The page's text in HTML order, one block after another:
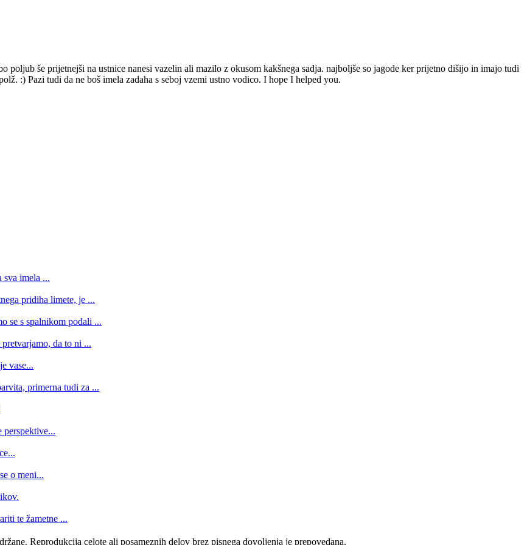
poljub še prijetnejši na ustnice nanesi vazelin ali mazilo z okusom kakšnega sadja. najboljše so jagode ker prijetno dišijo in imajo tudi
:) Pazi tudi da ne boš imela zadaha s seboj vzemi ustno vodico. I hope I helped you.
sva imela ...
pridiha limete, je ...
se s spalnikom podali ...
da to ni ...
vase...
primerna tudi za ...
perspektive...
o meni...
te žametne ...
Reprodukcija celote ali posameznih delov brez pisnega dovoljenja je prepovedana.